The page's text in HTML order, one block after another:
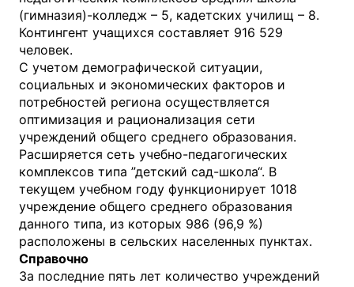
(гимназия)-колледж – 5, кадетских училищ – 8.
Контингент учащихся составляет 916 529
человек.
С учетом демографической ситуации,
социальных и экономических факторов и
потребностей региона осуществляется
оптимизация и рационализация сети
учреждений общего среднего образования.
Расширяется сеть учебно-педагогических
комплексов типа ”детский сад-школа“. В
текущем учебном году функционирует 1018
учреждение общего среднего образования
данного типа, из которых 986 (96,9 %)
расположены в сельских населенных пунктах.
Справочно
За последние пять лет количество учреждений